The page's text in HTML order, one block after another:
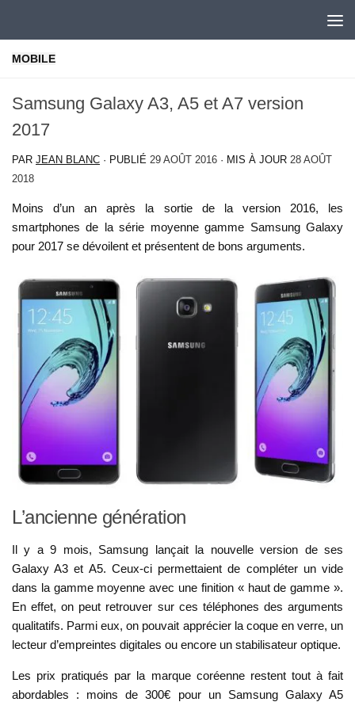
MOBILE
Samsung Galaxy A3, A5 et A7 version
2017
PAR JEAN BLANC · PUBLIÉ 29 AOÛT 2016 · MIS À JOUR 28 AOÛT
2018
Moins d’un an après la sortie de la version 2016, les
smartphones de la série moyenne gamme Samsung Galaxy
pour 2017 se dévoilent et présentent de bons arguments.
L’ancienne génération
Il y a 9 mois, Samsung lançait la nouvelle version de ses
Galaxy A3 et A5. Ceux-ci permettaient de compléter un vide
dans la gamme moyenne avec une finition « haut de gamme ».
En effet, on peut retrouver sur ces téléphones des arguments
qualitatifs. Parmi eux, on pouvait apprécier la coque en verre, un
lecteur d’empreintes digitales ou encore un stabilisateur optique.
Les prix pratiqués par la marque coréenne restent tout à fait
abordables : moins de 300€ pour un Samsung Galaxy A5